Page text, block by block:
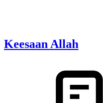
Keesaan Allah